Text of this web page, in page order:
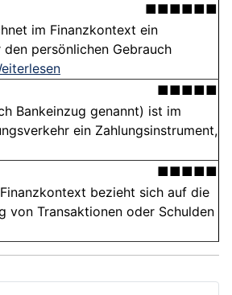
■■■■■■
im Finanzkontext ein
persönlichen Gebrauch
■■■■■
Bankeinzug genannt) ist im
ein Zahlungsinstrument,
■■■■■
bezieht sich auf die
von Transaktionen oder Schulden